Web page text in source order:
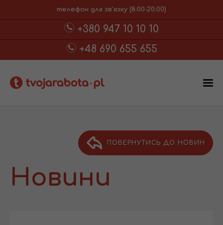
телефон для зв'язку (8:00-20:00)
+380 947 10 10 10
+48 690 655 655
ПОВЕРНУТИСЬ ДО НОВИН
Новини